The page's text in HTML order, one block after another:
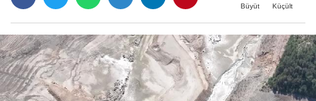
Büyüt Küçült